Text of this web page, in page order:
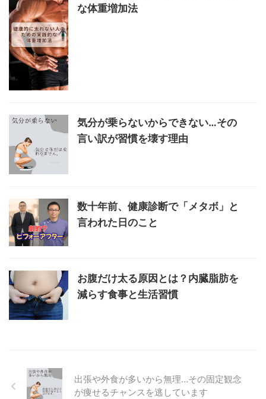
な体重増加法
気分が乗らないからできない…その
言い訳が習慣を壊す理由
数十年前、健康診断で「メタボ」と
言われた日のこと
お腹だけ太る原因とは？内臓脂肪を
減らす食事と生活習慣
出張や外食が多いから無理…その固定観念
が痩せるチャンスを逃しています